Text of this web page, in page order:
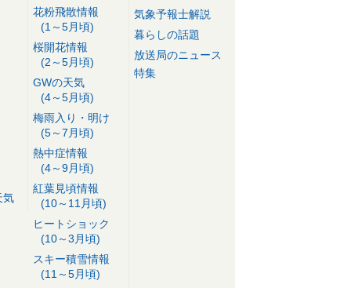
気
花粉飛散情報
(1～5月頃)
桜開花情報
(2～5月頃)
GWの天気
(4～5月頃)
梅雨入り・明け
(5～7月頃)
熱中症情報
(4～9月頃)
紅葉見頃情報
(10～11月頃)
ヒートショック
(10～3月頃)
スキー積雪情報
(11～5月頃)
気象予報士解説
暮らしの話題
放送局のニュース
特集